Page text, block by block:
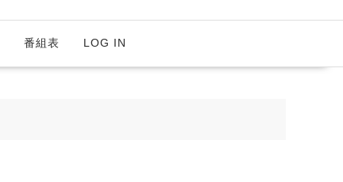
番組表 LOG IN